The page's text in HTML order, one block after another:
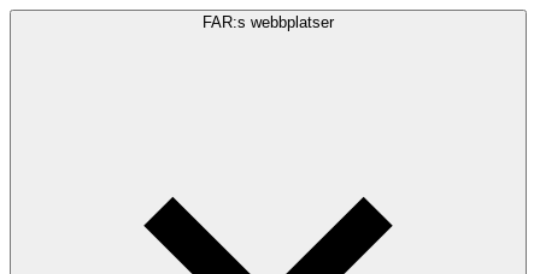
FAR:s webbplatser